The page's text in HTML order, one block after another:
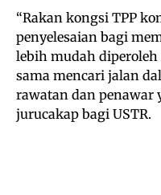
“Rakan kongsi TPP
penyelesaian bagi
lebih mudah
sama mencari jalan
rawatan dan penawar
jurucakap bagi USTR.